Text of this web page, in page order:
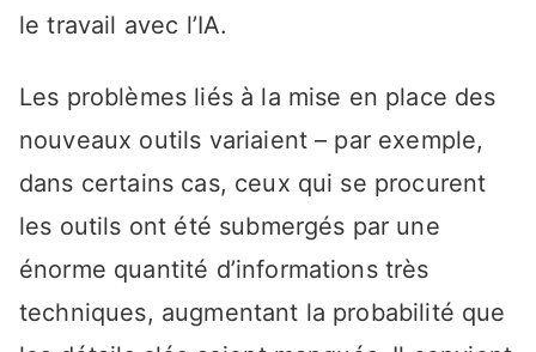
le travail avec l’IA.
Les problèmes liés à la mise en place des
nouveaux outils variaient – par exemple,
dans certains cas, ceux qui se procurent
les outils ont été submergés par une
énorme quantité d’informations très
techniques, augmentant la probabilité que